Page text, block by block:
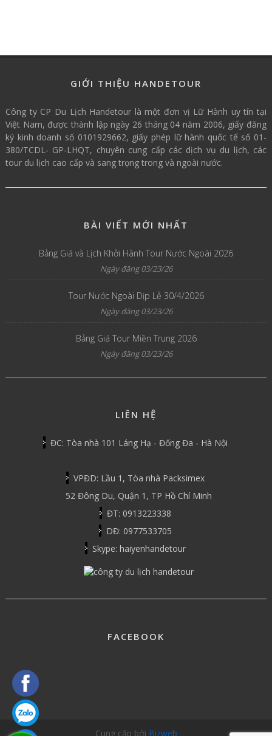
GIỚI THIỆU HANDETOUR
Công ty CP Du Lịch Handetour là một đơn vị Lữ Hành uy tín tại
Việt Nam, được thành lập ngày 26 tháng 04 năm 2006, giấy đăng
ký kinh doanh số 0101929662, giấy phép lữ hành quốc tế số 01-
380/TCDL- GP-LHQT, chuyên cung cấp các dịch vụ du lịch, các
tour du lịch cao cấp và sang trọng trong và ngoài nước.
BÀI VIẾT MỚI NHẤT
Bảng Giá và Lịch Khởi Hành Tour Nước Ngoài 2026
Ngày đăng 03/23/26
Tour Nước Ngoài Dịp Lễ 30/4/2026
Ngày đăng 03/23/26
Bảng Giá Tour Miền Trung 2026
Ngày đăng 03/23/26
LIÊN HỆ
ĐC: Tòa nhà 101 Láng Hạ - Đống Đa - Hà Nội
VPĐD: Lầu 1, Tòa nhà Packsimex
52 Đông Du, Quận 1, TP Hồ Chí Minh
ĐT: 0913223338
DĐ: 0977533705
Skype: haiyenhandetour
FACEBOOK
Cung cấp bởi Bizweb